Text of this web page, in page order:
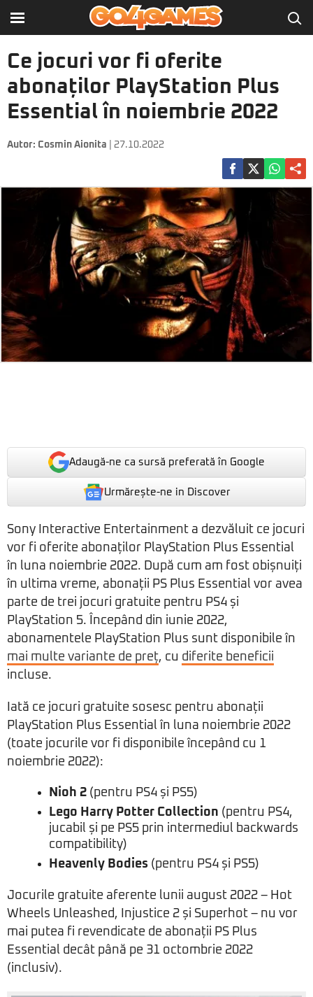
Ce jocuri vor fi oferite
abonaților PlayStation Plus
Essential în noiembrie 2022
Autor: Cosmin Aionita | 27.10.2022
Adaugă-ne ca sursă preferată în Google
Urmărește-ne in Discover
Sony Interactive Entertainment a dezvăluit ce jocuri
vor fi oferite abonaților PlayStation Plus Essential
în luna noiembrie 2022. După cum am fost obișnuiți
în ultima vreme, abonații PS Plus Essential vor avea
parte de trei jocuri gratuite pentru PS4 și
PlayStation 5. Începând din iunie 2022,
abonamentele PlayStation Plus sunt disponibile în
mai multe variante de preț, cu diferite beneficii
incluse.
Iată ce jocuri gratuite sosesc pentru abonații
PlayStation Plus Essential în luna noiembrie 2022
(toate jocurile vor fi disponibile începând cu 1
noiembrie 2022):
Nioh 2 (pentru PS4 și PS5)
Lego Harry Potter Collection (pentru PS4,
jucabil și pe PS5 prin intermediul backwards
compatibility)
Heavenly Bodies (pentru PS4 și PS5)
Jocurile gratuite aferente lunii august 2022 – Hot
Wheels Unleashed, Injustice 2 și Superhot – nu vor
mai putea fi revendicate de abonații PS Plus
Essential decât până pe 31 octombrie 2022
(inclusiv).